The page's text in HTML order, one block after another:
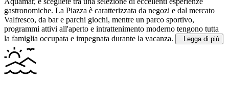
gastronomiche. La Piazza è caratterizzata da negozi e dal mercato
Valfresco, da bar e parchi giochi, mentre un parco sportivo,
programmi attivi all'aperto e intrattenimento moderno tengono tutta
la famiglia occupata e impegnata durante la vacanza.
Legga di più